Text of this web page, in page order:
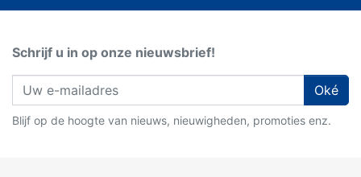
Schrijf u in op onze nieuwsbrief!
Oké
Blijf op de hoogte van nieuws, nieuwigheden, promoties enz.